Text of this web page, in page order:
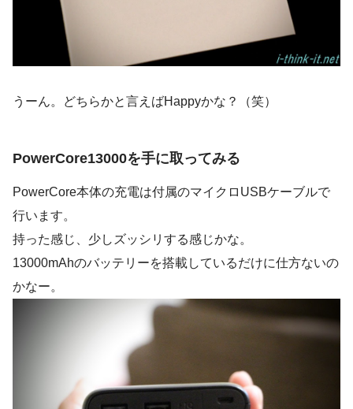
うーん。どちらかと言えばHappyかな？（笑）
PowerCore13000を手に取ってみる
PowerCore本体の充電は付属のマイクロUSBケーブルで
行います。
持った感じ、少しズッシリする感じかな。
13000mAhのバッテリーを搭載しているだけに仕方ないの
かなー。